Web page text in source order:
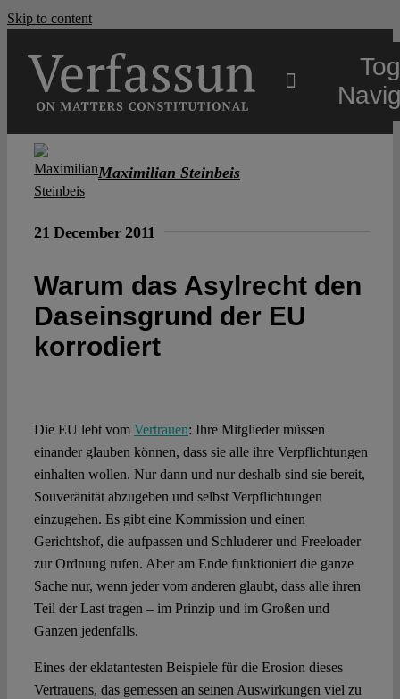
Skip to content
Open Access
Spotlight
Maximilian Steinbeis
21 December 2011
Warum das Asylrecht den
Daseinsgrund der EU
korrodiert
Die EU lebt vom Vertrauen: Ihre Mitglieder müssen
einander glauben können, dass sie alle ihre Verpflichtungen
einhalten wollen. Nur dann und nur deshalb sind sie bereit,
Souveränität abzugeben und selbst Verpflichtungen
einzugehen. Es gibt eine Kommission und einen
Gerichtshof, die aufpassen und Schluderer und Freeloader
zur Ordnung rufen. Aber am Ende funktioniert die ganze
Sache nur, wenn jeder vom anderen glaubt, dass alle ihren
Teil der Last tragen – im Prinzip und im Großen und
Ganzen jedenfalls.
Eines der eklatantesten Beispiele für die Erosion dieses
Vertrauens, das gemessen an seinen Auswirkungen viel zu